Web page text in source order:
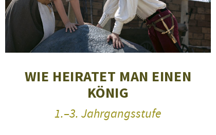
WIE HEIRATET MAN EINEN
KÖNIG
1.–3. Jahrgangsstufe